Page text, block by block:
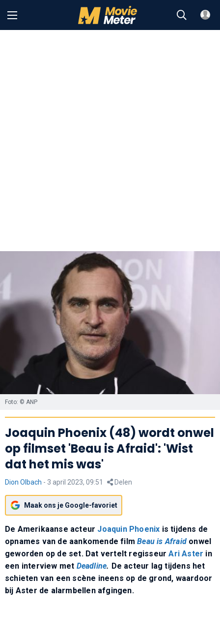
Foto: © ANP
Joaquin Phoenix (48) wordt onwel
op filmset 'Beau is Afraid': 'Wist
dat het mis was'
Dion Olbach - 3 april 2023, 09:51 Delen
Maak ons je Google-favoriet
De Amerikaanse acteur Joaquin Phoenix is tijdens de
opnames van de aankomende filmBeau is Afraid onwel
geworden op de set. Dat vertelt regisseurAri Aster in
een interview met Deadline. De acteur lag tijdens het
schieten van een scène ineens op de grond, waardoor
bij Aster de alarmbellen afgingen.